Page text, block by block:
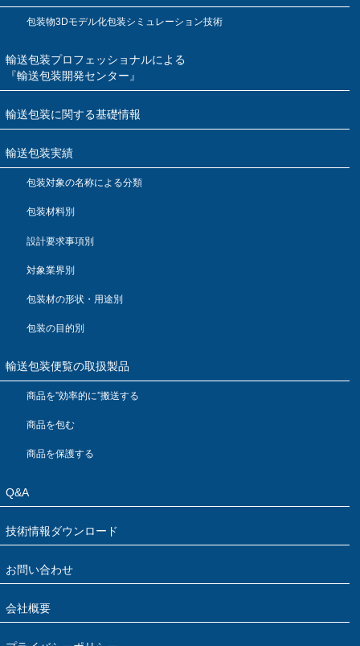
包装物3Dモデル化包装シミュレーション技術
輸送包装プロフェッショナルによる
『輸送包装開発センター』
輸送包装に関する基礎情報
輸送包装実績
包装対象の名称による分類
包装材料別
設計要求事項別
対象業界別
包装材の形状・用途別
包装の目的別
輸送包装便覧の取扱製品
商品を”効率的に”搬送する
商品を包む
商品を保護する
Q&A
技術情報ダウンロード
お問い合わせ
会社概要